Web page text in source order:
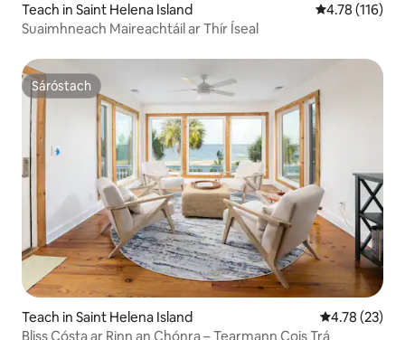
Teach in Saint Helena Island Meánrátáil
4.78 (116)
Suaimhneach Maireachtáil ar Thír Íseal
Sáróstach
Sáróstach
Teach in Saint Helena Island Meánrátáil
4.78 (23)
Bliss Cósta ar Rinn an Chónra – Tearmann Cois Trá